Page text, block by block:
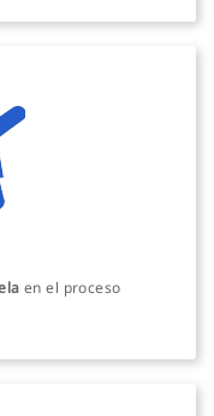
en el proceso